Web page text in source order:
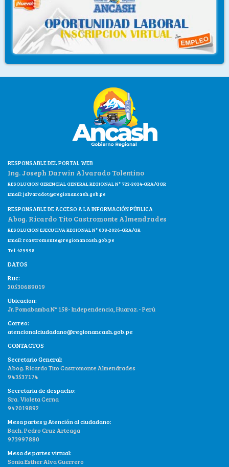
RESPONSABLE DEL PORTAL WEB
Ing. Joseph Darwin Alvarado Tolentino
RESOLUCION GERENCIAL GENERAL REGIONAL N° 722-2024-GRA/GGR
Email:jalvaradot@regionancash.gob.pe
RESPONSABLE DE ACCESO A LA INFORMACIÓN PÚBLICA
Abog. Ricardo Tito Castromonte Almendrades
RESOLUCION EJECUTIVA REGIONAL N° 038-2026-GRA/GR
Email:rcastromonte@regionancash.gob.pe
Tel: 429998
DATOS
Ruc:
20530689019
Ubicacion:
Jr. Pomabamba N° 158- Independencia, Huaraz.- Perú
Correo:
atencionalciudadano@regionancash.gob.pe
CONTACTOS
Secretario General:
Abog. Ricardo Tito Castromonte Almendrades
943537174
Secretaria de despacho:
Sra. Violeta Cerna
942019892
Mesa partes y Atención al ciudadano:
Bach. Pedro Cruz Arteaga
973997880
Mesa de partes virtual:
Sonia Esther Alva Guerrero